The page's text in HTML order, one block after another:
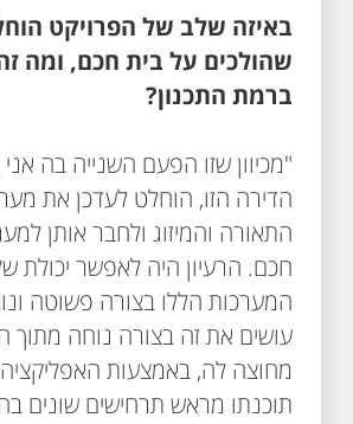
באיזה שלב של הפרויקט
שהולכים על בית חכם, ומה
ברמת התכנון?
"מכיוון שזו הפעם השנייה בה
הדירה הזו, הוחלט לעדכן את
התאורה והמיזוג ולחבר אותן
חכם. הרעיון היה לאפשר יכולת
המערכות הללו בצורה פשוטה
עושים את זה בצורה נוחה מתוך
מחוצה לה, באמצעות
תוכנתו מראש תרחישים שונים